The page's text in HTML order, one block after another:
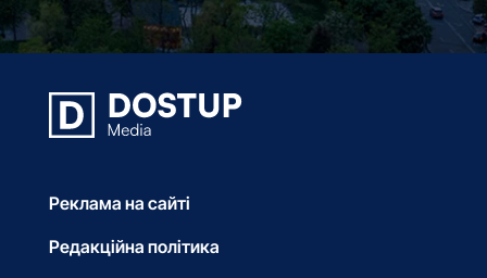
Реклама на сайті
Редакційна політика